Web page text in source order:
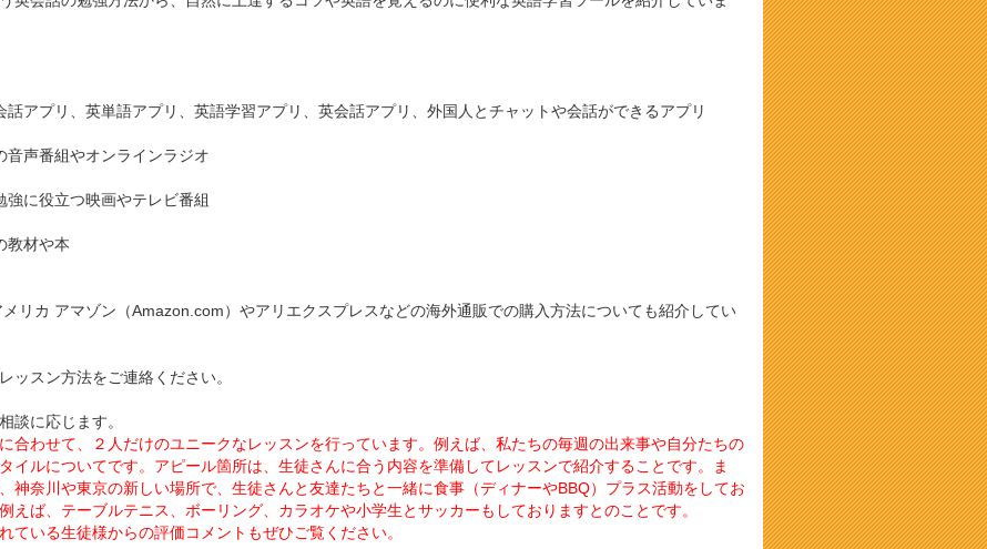
話アプリ、英単語アプリ、英語学習アプリ、英会話アプリ、外国人とチャットや会話ができるアプリ
音声番組やオンラインラジオ
強に役立つ映画やテレビ番組
教材や本
リカ アマゾン（Amazon.com）やアリエクスプレスなどの海外通販での購入方法についても紹介してい
ッスン方法をご連絡ください。
談に応じます。
合わせて、２人だけのユニークなレッスンを行っています。例えば、私たちの毎週の出来事や自分たちの
イルについてです。アピール箇所は、生徒さんに合う内容を準備してレッスンで紹介することです。ま
神奈川や東京の新しい場所で、生徒さんと友達たちと一緒に食事（ディナーやBBQ）プラス活動をしてお
えば、テーブルテニス、ボーリング、カラオケや小学生とサッカーもしておりますとのことです。
ている生徒様からの評価コメントもぜひご覧ください。